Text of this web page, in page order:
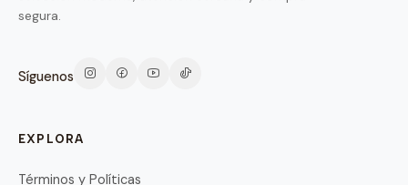
segura.
Síguenos
EXPLORA
Términos y Políticas